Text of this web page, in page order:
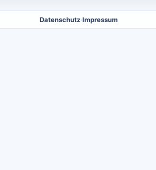
Datenschutz·Impressum